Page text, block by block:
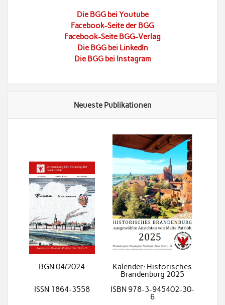
Die BGG bei Youtube
Facebook-Seite der BGG
Facebook-Seite BGG-Verlag
Die BGG bei LinkedIn
Die BGG bei Instagram
Neueste Publikationen
BGN 04/2024
Kalender: Historisches
Brandenburg 2025
ISSN 1864-3558
ISBN 978-3-945402-30-
6